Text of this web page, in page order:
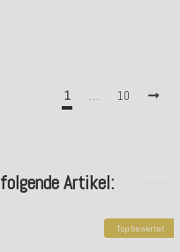
1 … 10
Artikel:
Top bewertet